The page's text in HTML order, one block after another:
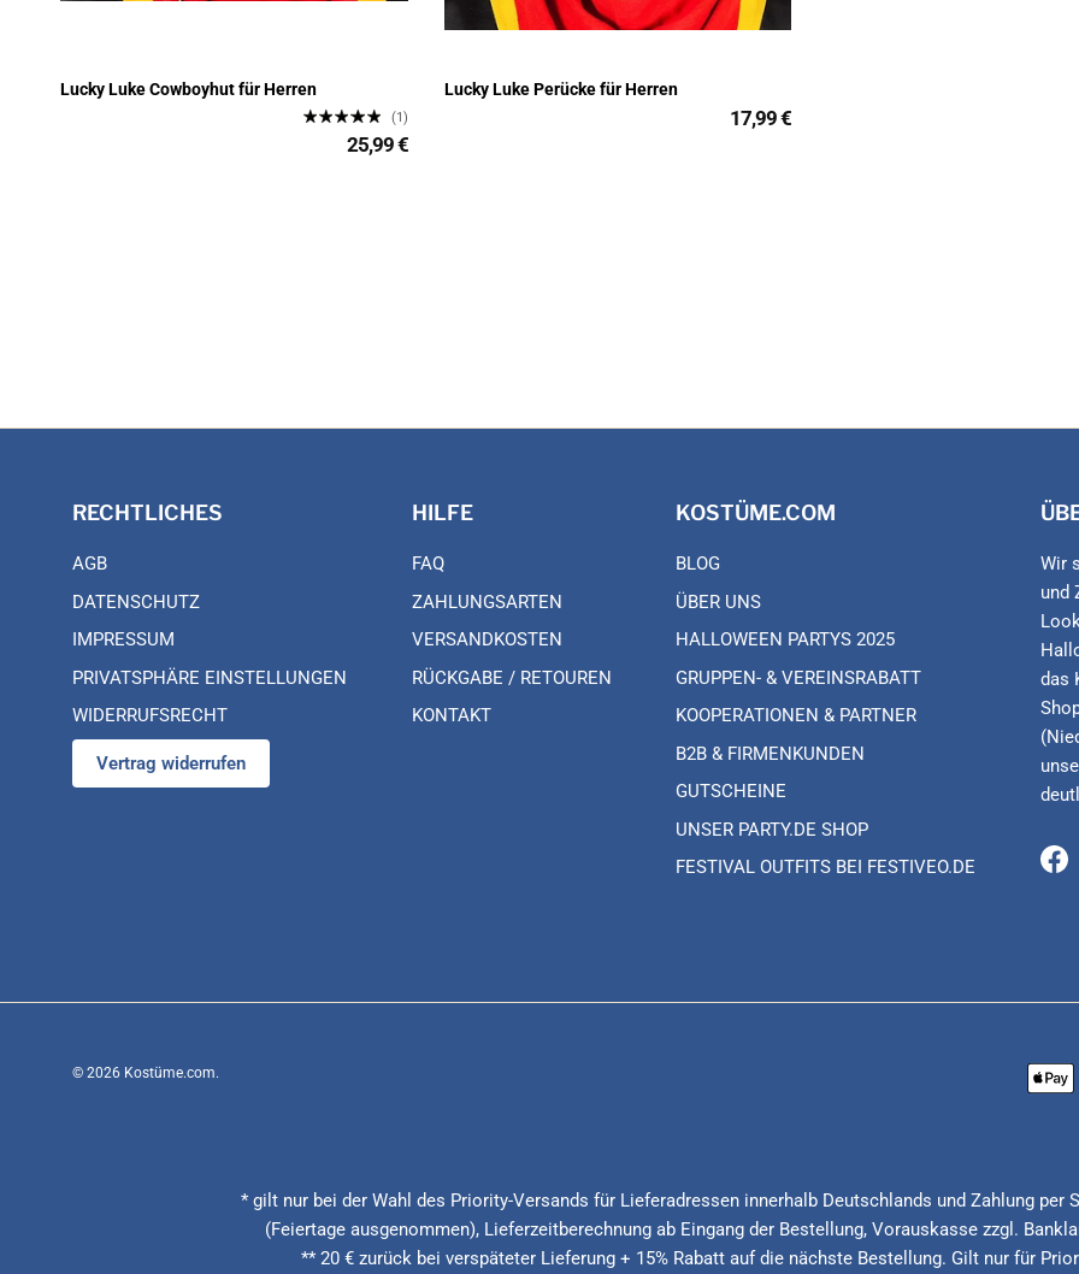
Lucky Luke Cowboyhut für Herren
(1)
25,99 €
Lucky Luke Perücke für Herren
17,99 €
RECHTLICHES
AGB
DATENSCHUTZ
IMPRESSUM
PRIVATSPHÄRE EINSTELLUNGEN
WIDERRUFSRECHT
Vertrag widerrufen
HILFE
FAQ
ZAHLUNGSARTEN
VERSANDKOSTEN
RÜCKGABE / RETOUREN
KONTAKT
KOSTÜME.COM
BLOG
ÜBER UNS
HALLOWEEN PARTYS 2025
GRUPPEN- & VEREINSRABATT
KOOPERATIONEN & PARTNER
B2B & FIRMENKUNDEN
GUTSCHEINE
UNSER PARTY.DE SHOP
FESTIVAL OUTFITS BEI FESTIVEO.DE
Wir
und
das
© 2026 Kostüme.com.
* gilt nur bei der Wahl des Priority-Versands für Lieferadressen innerhalb Deutschlands und Zahlung per
(Feiertage ausgenommen), Lieferzeitberechnung ab Eingang der Bestellung, Vorauskasse zzgl.
** 20 € zurück bei verspäteter Lieferung + 15% Rabatt auf die nächste Bestellung. Gilt nur für